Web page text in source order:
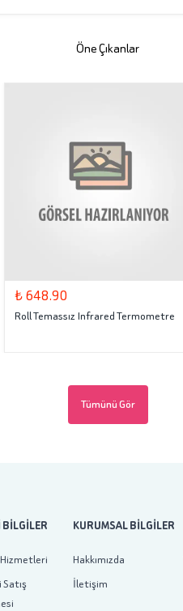
Öne Çıkanlar
₺ 648.90
Roll Temassız Infrared Termometre
Tümünü Gör
BİLGİLER KURUMSAL BİLGİLER
Hakkımızda
İletişim